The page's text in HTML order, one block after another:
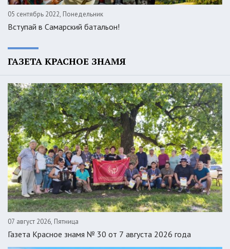
05 сентябрь 2022, Понедельник
Вступай в Самарский батальон!
ГАЗЕТА КРАСНОЕ ЗНАМЯ
07 август 2026, Пятница
Газета Красное знамя № 30 от 7 августа 2026 года